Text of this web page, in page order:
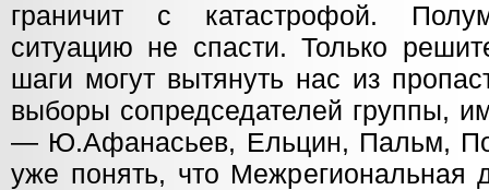
граничит с катастрофой.
ситуацию не спасти. Только
шаги могут вытянуть нас из
выборы сопредседателей группы,
— Ю.Афанасьев, Ельцин, Пальм,
уже понять, что Межрегиональная